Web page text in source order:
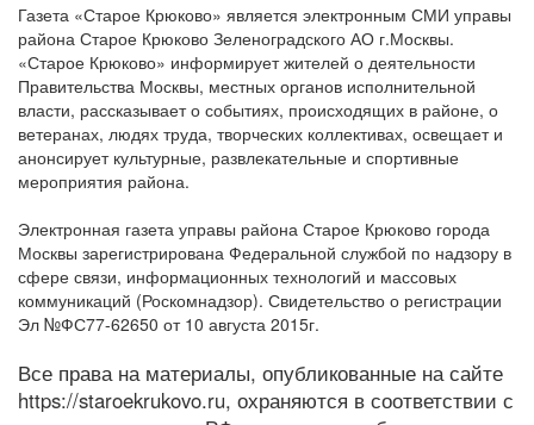
Газета «Старое Крюково» является электронным СМИ управы
района Старое Крюково Зеленоградского АО г.Москвы.
«Старое Крюково» информирует жителей о деятельности
Правительства Москвы, местных органов исполнительной
власти, рассказывает о событиях, происходящих в районе, о
ветеранах, людях труда, творческих коллективах, освещает и
анонсирует культурные, развлекательные и спортивные
мероприятия района.
Электронная газета управы района Старое Крюково города
Москвы зарегистрирована Федеральной службой по надзору в
сфере связи, информационных технологий и массовых
коммуникаций (Роскомнадзор). Свидетельство о регистрации
Эл №ФС77-62650 от 10 августа 2015г.
Все права на материалы, опубликованные на сайте
https://staroekrukovo.ru, охраняются в соответствии с